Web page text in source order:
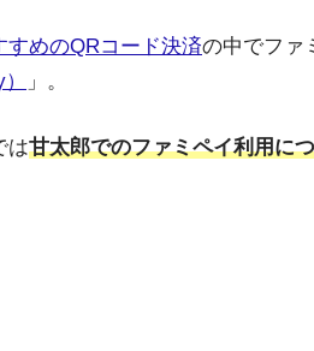
すめのQRコード決済の中でファ
」。
は甘太郎でのファミペイ利用に